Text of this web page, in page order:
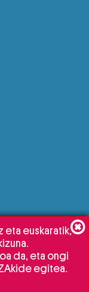
eta euskaratik,
da, eta ongi
egitea.